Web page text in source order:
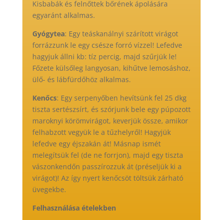
Kisbabák és felnőttek bőrének ápolására
egyaránt alkalmas.
Gyógytea: Egy teáskanálnyi szárított virágot
forrázzunk le egy csésze forró vízzel! Lefedve
hagyjuk állni kb: tíz percig, majd szűrjük le!
Főzete külsőleg langyosan, kihűtve lemosáshoz,
ülő- és lábfürdőhöz alkalmas.
Kenőcs: Egy serpenyőben hevítsünk fel 25 dkg
tiszta sertészsírt, és szórjunk bele egy púpozott
maroknyi körömvirágot, keverjük össze, amikor
felhabzott vegyük le a tűzhelyről! Hagyjük
lefedve egy éjszakán át! Másnap ismét
melegítsük fel (de ne forrjon), majd egy tiszta
vászonkendőn passzírozzuk át (préseljük ki a
virágot)! Az így nyert kenőcsöt töltsük zárható
üvegekbe.
Felhasználása ételekben